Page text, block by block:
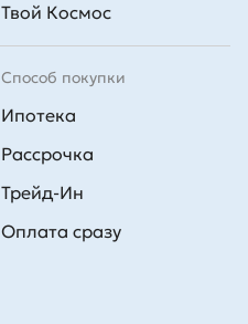
Способ покупки
Ипотека
Рассрочка
Трейд-Ин
Оплата сразу
Твой Космос